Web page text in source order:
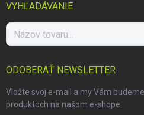
VYHĽADÁVANIE
ODOBERAŤ NEWSLETTER
Vložte svoj e-mail a my Vám
produktoch na našom e-shope.